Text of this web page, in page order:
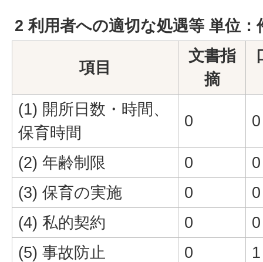
2 利用者への適切な処遇等 単位：
項目
文書指
摘
(1) 開所日数・時間、
保育時間
0 0
(2) 年齢制限 0
0
(3) 保育の実施
0
0
(4) 私的契約
0
0
(5) 事故防止
0
1